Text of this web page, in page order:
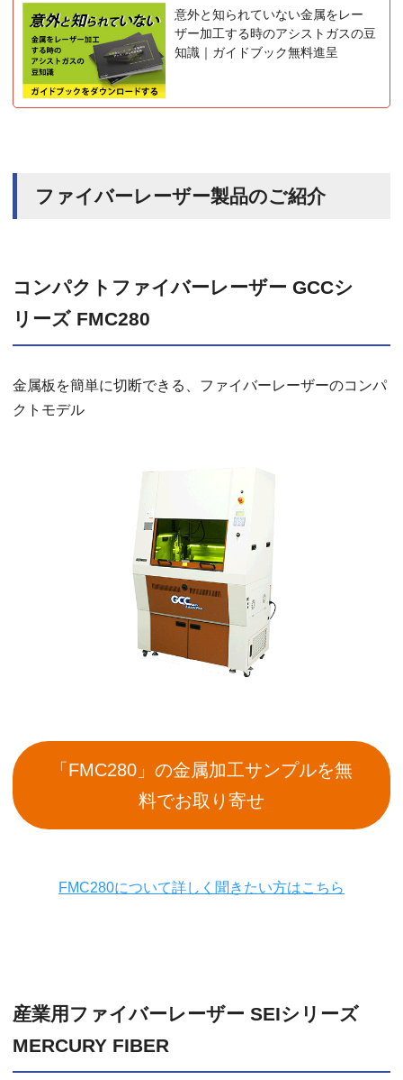
意外と知られていない金属をレー
ザー加工する時のアシストガスの豆
知識｜ガイドブック無料進呈
ファイバーレーザー製品のご紹介
コンパクトファイバーレーザー GCCシ
リーズ FMC280
金属板を簡単に切断できる、ファイバーレーザーのコンパ
クトモデル
「FMC280」の金属加工サンプルを無
料でお取り寄せ
FMC280について詳しく聞きたい方はこちら
産業用ファイバーレーザー SEIシリーズ
MERCURY FIBER